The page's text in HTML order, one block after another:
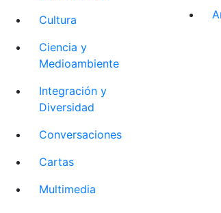
Cultura
Ciencia y
Medioambiente
Integración y
Diversidad
Conversaciones
Cartas
Multimedia